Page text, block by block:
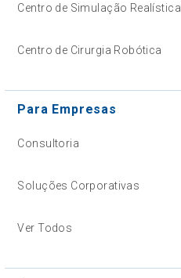
Centro de Simulação Realística
Centro de Cirurgia Robótica
Para Empresas
Consultoria
Soluções Corporativas
Ver Todos